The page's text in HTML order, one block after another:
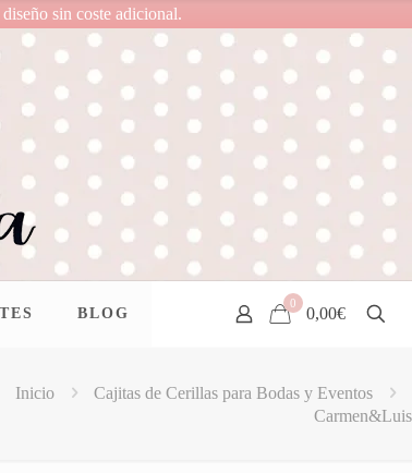
sin coste adicional.
BLOG
0
0,00€
Inicio
Cajitas de Cerillas para Bodas y Eventos
Carmen&Luis